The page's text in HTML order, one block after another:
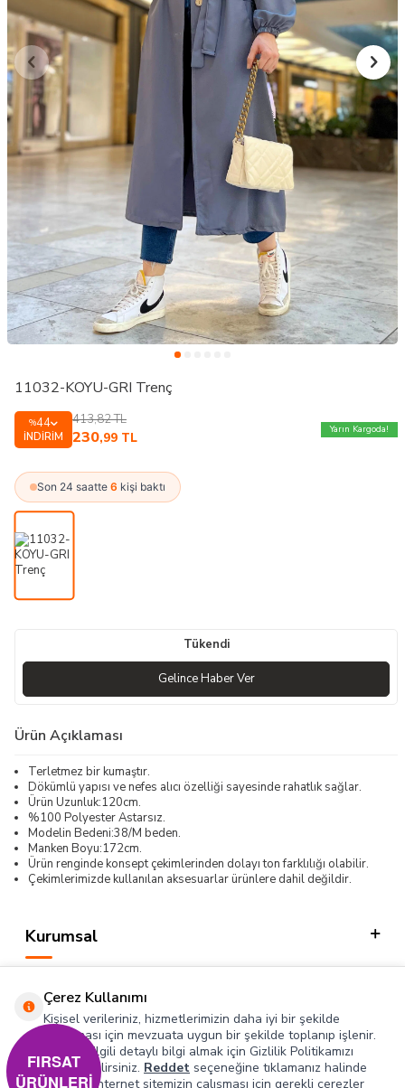
11032-KOYU-GRI Trenç
%44
İNDIRIM
413,82TL
230,99 TL
Yarın Kargoda!
Son 24 saatte 6 kişi baktı
Tükendi
Gelince Haber Ver
Ürün Açıklaması
Terletmez bir kumaştır.
Dökümlü yapısı ve nefes alıcı özelliği sayesinde rahatlık sağlar.
Ürün Uzunluk:120cm.
%100 Polyester Astarsız.
Modelin Bedeni:38/M beden.
Manken Boyu:172cm.
Ürün renginde konsept çekimlerinden dolayı ton farklılığı olabilir.
Çekimlerimizde kullanılan aksesuarlar ürünlere dahil değildir.
Kurumsal
Hızlı Erişim
Sosyal
Çerez Kullanımı
Kişisel verileriniz, hizmetlerimizin daha iyi bir şekilde
sunulması için mevzuata uygun bir şekilde toplanıp işlenir.
Konuyla ilgili detaylı bilgi almak için Gizlilik Politikamızı
inceleyebilirsiniz. Reddet seçeneğine tıklamanız halinde
yalnızca internet sitemizin çalışması için gerekli çerezler
FIRSAT
ÜRÜNLERİ